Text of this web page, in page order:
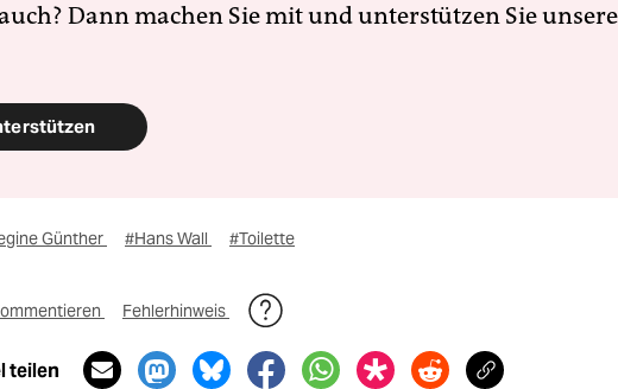
Dann machen Sie mit und unterstützen Sie unsere
Günther #Hans Wall #Toilette
Fehlerhinweis
teilen